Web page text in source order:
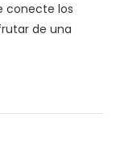
conecte los
de una